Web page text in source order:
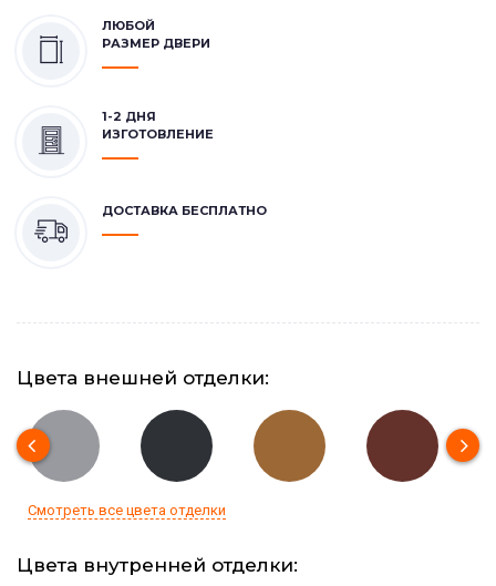
ЛЮБОЙ
РАЗМЕР ДВЕРИ
1-2 ДНЯ
ИЗГОТОВЛЕНИЕ
ДОСТАВКА БЕСПЛАТНО
Цвета внешней отделки:
Смотреть все цвета отделки
Цвета внутренней отделки: